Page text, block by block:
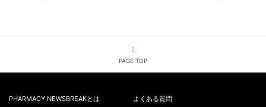
PAGE TOP
PHARMACY NEWSBREAKとは よくある質問